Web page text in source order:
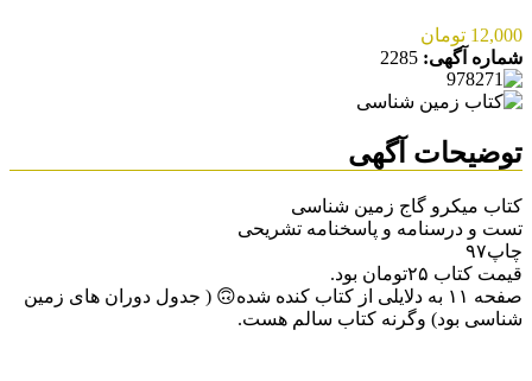
12,000 تومان
شماره آگهی: 2285
توضیحات آگهی
کتاب میکرو گاج زمین شناسی
تست و درسنامه و پاسخنامه تشریحی
چاپ۹۷
قیمت کتاب ۲۵تومان بود.
صفحه ۱۱ به دلایلی از کتاب کنده شده🙃 ( جدول دوران های زمین
شناسی بود) وگرنه کتاب سالم هست.